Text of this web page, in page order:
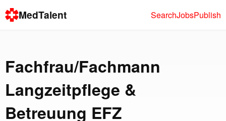
MedTalent SearchJobsPublish
Fachfrau/Fachmann
Langzeitpflege &
Betreuung EFZ